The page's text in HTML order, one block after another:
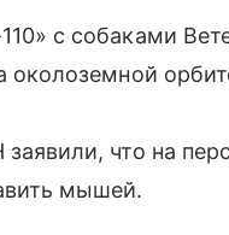
с собаками
околоземной
что на
мышей.